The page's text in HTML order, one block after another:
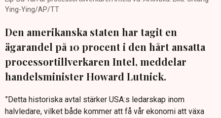
Ying-Ying/AP/TT
Den amerikanska staten har tagit en
ägarandel på 10 procent i den hårt ansatta
processortillverkaren Intel, meddelar
handelsminister Howard Lutnick.
”Detta historiska avtal stärker USA:s ledarskap inom
halvledare, vilket både kommer att få vår ekonomi att växa